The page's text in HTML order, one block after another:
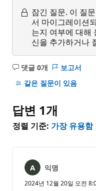
잠긴 질문. 이 질
서 마이그레이션
는지 여부에 대해
신을 추가하거나
댓글 0개
설
명
음
보고서
같은 질문이 있음
답변 1개
정렬 기준: 가장 유용함
익명
2024년 12월 20일 오전